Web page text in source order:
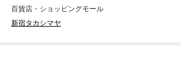
百貨店・ショッピングモール
新宿タカシマヤ